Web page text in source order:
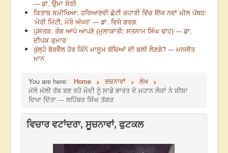
--- ਡਾ. ਉਮਾ ਸੇਠੀ
ਕਿਤਾਬ ਸਮੀਖਿਆ: ਹਰਿਆਣਵੀ ਛੋਟੀ ਕਹਾਣੀ ਵਿੱਚ ਇੱਕ ਨਵਾਂ ਮੀਲ ਪੱਥਰ:
‘ਮੇਰੀ ਮਿੱਟੀ, ਮੇਰੇ ਅੱਖਰ’ --- ਡਾ. ਵਿਜੇ ਗਰਗ
ਪੁਸਤਕ: ਰੰਗ ਆਪੋ ਆਪਣੇ (ਮੁਲਾਕਾਤੀ: ਸਤਨਾਮ ਸਿੰਘ ਢਾਹ) --- ਡਾ.
ਦੀਪਕ ਕੁਮਾਰ
ਖੁੱਲ੍ਹੇ ਬੋਰਵੈੱਲ ਹੋਰ ਕਿੰਨੇ ਮਾਸੂਮ ਬੱਚਿਆਂ ਦੀ ਬਲੀ ਲੈਣਗੇ? --- ਮਨਜੀਤ
ਮਾਨ
You are here: Home ਰਚਨਾਵਾਂ
ਲੇਖ
ਮੱਲੋ ਮੱਲੀ ਰੱਬ ਬਣ ਰਹੇ ਮੋਦੀ ਨੂੰ ਸਾਡੇ ਭਾਰਤ ਦੇ ਮਹਾਨ ਲੋਕਾਂ ਨੇ ਸ਼ੀਸ਼ਾ
ਦਿਖਾ ਦਿੱਤਾ --- ਲਹਿੰਬਰ ਸਿੰਘ ਤੱਗੜ
ਵਿਚਾਰ ਵਟਾਂਦਰਾ, ਸੂਚਨਾਵਾਂ, ਫੁਟਕਲ